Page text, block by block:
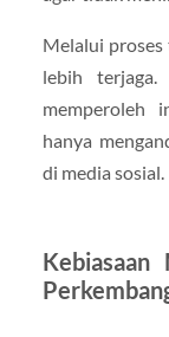
Melalui
lebih terjaga.
memperoleh
hanya
di media sosial.